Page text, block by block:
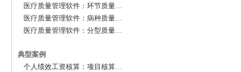
医疗质量管理软件：环节质量监控系统
医疗质量管理软件：病种质量评估
医疗质量管理软件：分型质量评估
典型案例
个人绩效工资核算：项目核算模式